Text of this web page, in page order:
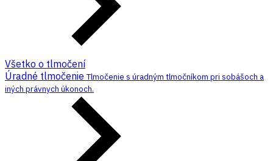
Všetko o tlmočení
Úradné tlmočenieTlmočenie s úradným tlmočníkom pri sobášoch a
iných právnych úkonoch.